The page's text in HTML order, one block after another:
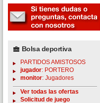
Bolsa deportiva
PARTIDOS AMISTOSOS
jugador: PORTERO
monitor: Jugadores
Ver todas las ofertas
Solicitud de juego